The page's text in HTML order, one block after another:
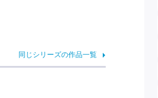
同じシリーズの作品一覧